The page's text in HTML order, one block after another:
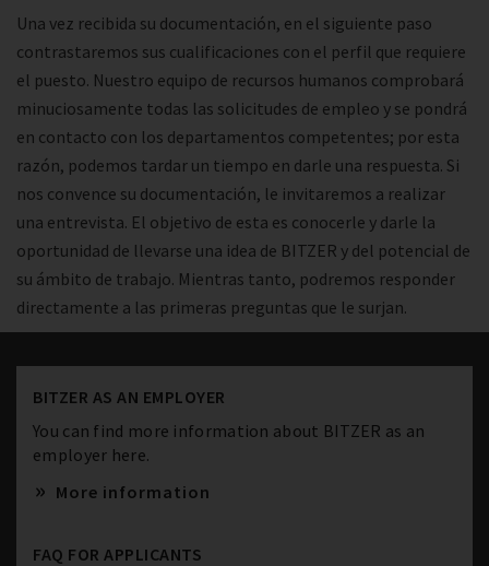
Una vez recibida su documentación, en el siguiente paso
contrastaremos sus cualificaciones con el perfil que requiere
el puesto. Nuestro equipo de recursos humanos comprobará
minuciosamente todas las solicitudes de empleo y se pondrá
en contacto con los departamentos competentes; por esta
razón, podemos tardar un tiempo en darle una respuesta. Si
nos convence su documentación, le invitaremos a realizar
una entrevista. El objetivo de esta es conocerle y darle la
oportunidad de llevarse una idea de BITZER y del potencial de
su ámbito de trabajo. Mientras tanto, podremos responder
directamente a las primeras preguntas que le surjan.
BITZER AS AN EMPLOYER
You can find more information about BITZER as an
employer here.
More information
FAQ FOR APPLICANTS